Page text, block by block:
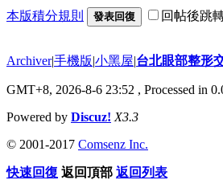
本版積分規則 發表回復 回帖後跳
Archiver|手機版|小黑屋|台北眼部整形
GMT+8, 2026-8-6 23:52 , Processed in
Powered by Discuz! X3.3
© 2001-2017 Comsenz Inc.
快速回復 返回頂部 返回列表